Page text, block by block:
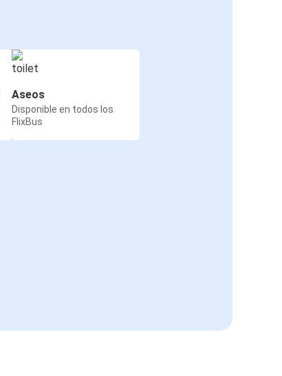
Aseos
Disponible en todos los
FlixBus